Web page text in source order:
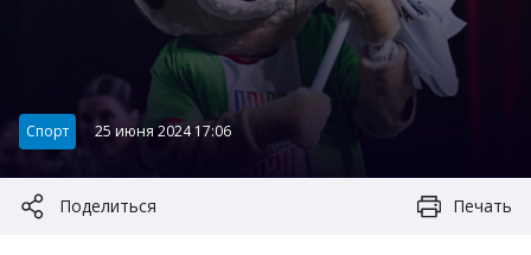
Категория:
Спорт 25 июня 2024 17:06
Поделиться Печать